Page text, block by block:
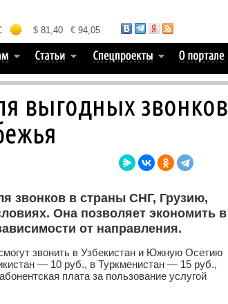
выгодных звонков
звонков в страны СНГ, Грузию,
Она позволяет экономить в
от направления.
звонить в Узбекистан и Южную Осетию
— 10 руб., в Туркменистан — 15 руб.,
плата за пользование услугой